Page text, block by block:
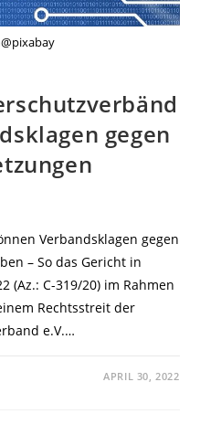
gegen
Verbandsklagen gegen
– So das Gericht in
(Az.: C-319/20) im Rahmen
Rechtsstreit der
e.V.…
APRIL 30, 2022